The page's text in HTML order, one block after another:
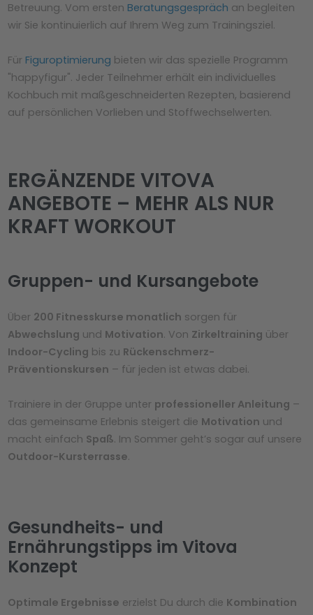
Betreuung. Vom ersten Beratungsgespräch an begleiten
wir Sie kontinuierlich auf Ihrem Weg zum Trainingsziel.
Für Figuroptimierung bieten wir das spezielle Programm
"happyfigur". Jeder Teilnehmer erhält ein individuelles
Kochbuch mit maßgeschneiderten Rezepten, basierend
auf persönlichen Vorlieben und Stoffwechselwerten.
ERGÄNZENDE VITOVA
ANGEBOTE – MEHR ALS NUR
KRAFT WORKOUT
Gruppen- und Kursangebote
Über 200 Fitnesskurse monatlich sorgen für
Abwechslung und Motivation. Von Zirkeltraining über
Indoor-Cycling bis zu Rückenschmerz-
Präventionskursen – für jeden ist etwas dabei.
Trainiere in der Gruppe unter professioneller Anleitung –
das gemeinsame Erlebnis steigert die Motivation und
macht einfach Spaß. Im Sommer geht’s sogar auf unsere
Outdoor-Kursterrasse.
Gesundheits- und
Ernährungstipps im Vitova
Konzept
Optimale Ergebnisse erzielst Du durch die Kombination